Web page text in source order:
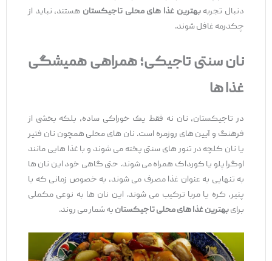
دنبال تجربهبهترین غذا های محلی تاجیکستانهستند، نباید از
چکدرمه غافل شوند.
نان سنتی تاجیکی؛ همراهی همیشگی
غذا ها
در تاجیکستان، نان نه فقط یک خوراکی ساده، بلکه بخشی از
فرهنگ و آیین ‌های روزمره است. نان‌ های محلی همچون نان فتیر
یا نان کلچه در تنور های سنتی پخته می ‌شوند و با غذا هایی مانند
اوگرا پلو یا کورداک همراه می ‌شوند. حتی گاهی خود این نان‌ ها
به تنهایی به عنوان غذا مصرف می ‌شوند، به‌ خصوص زمانی که با
پنیر، کره یا مربا ترکیب می‌ شوند. این نان ‌ها به نوعی مکملی
برایبهترین غذا های محلی تاجیکستانبه شمار می ‌روند.